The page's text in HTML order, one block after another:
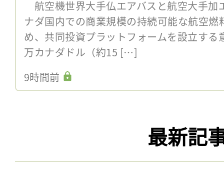
航空機世界大手仏エアバスと航空大手加
ナダ国内での商業規模の持続可能な航空燃
め、共同投資プラットフォームを設立す
万カナダドル（約15 […]
9時間前
最新記